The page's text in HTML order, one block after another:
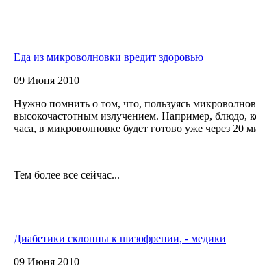
Еда из микроволновки вредит здоровью
09 Июня 2010
Нужно помнить о том, что, пользуясь
высокочастотным излучением. Например, блюдо,
часа, в микроволновке будет готово уже через 20
Тем более все сейчас...
Диабетики склонны к шизофрении, - медики
09 Июня 2010